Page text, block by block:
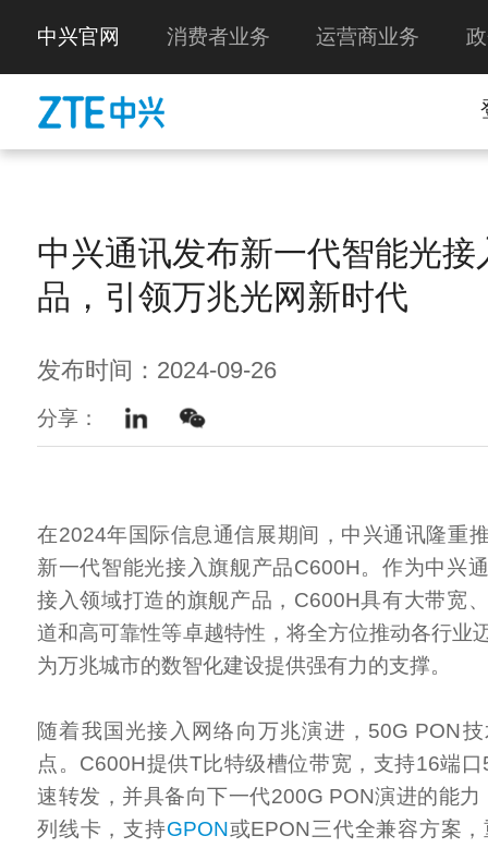
中兴官网 消费者业务 运营商业务
中兴通讯发布新一代智能光接
品，引领万兆光网新时代
发布时间：2024-09-26
分享：
在2024年国际信息通信展期间，中兴通讯隆重
新一代智能光接入旗舰产品C600H。作为中兴
接入领域打造的旗舰产品，C600H具有大带宽
道和高可靠性等卓越特性，将全方位推动各行业
为万兆城市的数智化建设提供强有力的支撑。
随着我国光接入网络向万兆演进，50G PON
点。C600H提供T比特级槽位带宽，支持16端
速转发，并具备向下一代200G PON演进的能
列线卡，支持GPON或EPON三代全兼容方案